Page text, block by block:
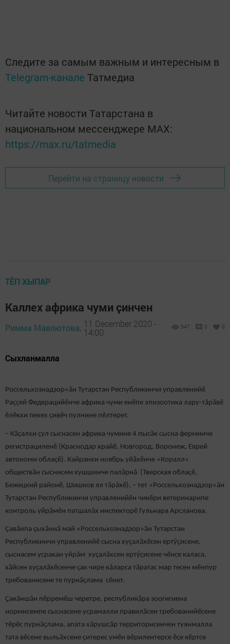
Следите за самым важным и интересным в
Telegram-канале Татмедиа
Читайте новости Татарстана в
национальном мессенджере MАХ:
https://max.ru/tatmedia
Перейти на страницу новости
ТӖП ХЫПАР
Каллех африка чуми ҫинчен
Римма Мавлютова, 11 December 2020 -
14:00
347 0 0
Сыхланмалла
Россельхознадзор»ăн Тутарстан Республикинчи управленийӗ
Раççей Федерацийӗнче африка чуми енӗпе эпизоотика лару-тӑрӑвӗ
ӗлӗкхи пекех ҫивӗч пулнине пӗлтерет.
– Кӑҫалхи çул сыснасен африка чумине 4 пысӑк сысна ферминче
регистрациленӗ (Краснодар крайӗ, Новгород, Воронеж, Еврей
автономи облаҫӗ). Кайранхи ноябрь уйӑхӗнче «Коралл»
обществăн сыснисем хушшинче палăрнă (Тверская облаҫӗ,
Бежецкий районӗ, Шишков ял тăрăхӗ), – тет «Россельхознадзор»ăн
Тутарстан Республикинчи управленийӗн чикӗри ветеринарипе
контроль уйрăмӗн патшалăх инспекторӗ Гульнара Арсланова.
Ҫавăнпа çыхăннă май «Россельхознадзор»ăн Тутарстан
Республикинчи управленийӗ сысна хуҫалӑхӗсен ертӳҫисене,
сыснасем усракан уйрăм хуҫалӑхсен ертӳҫисене чӗнсе каласа,
хӑйсен хуҫалӑхӗсенче çак чире кăларса тăратас мар тесен мӗнпур
требованисене те пурнăçлама сӗнет.
Çакăншăн пӗрремӗш черетре, республикӑра зоогигиена
нормисемпе сыснасене усрамалли правилӑсен требованийӗсене
тӗрӗс пурнăçлама, апата хӑрушсӑр территорисенчен туянмалла
тата вӗсене выльӑхсене çитерес умӗн вӗрилентерсе ӗçе кӗртсе